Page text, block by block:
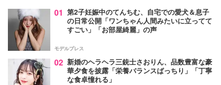
01 第2子妊娠中のてんちむ、自宅での愛犬＆息子
の日常公開「ワンちゃん人間みたいに立ってて
すごい」「お部屋綺麗」の声
モデルプレス
02 新婚のヘラヘラ三銃士さおりん、品数豊富な豪
華夕食を披露「栄養バランスばっちり」「丁寧
な食卓憧れる」